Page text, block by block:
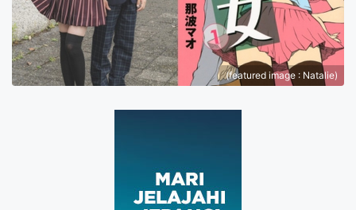
(featured image : Natalie)